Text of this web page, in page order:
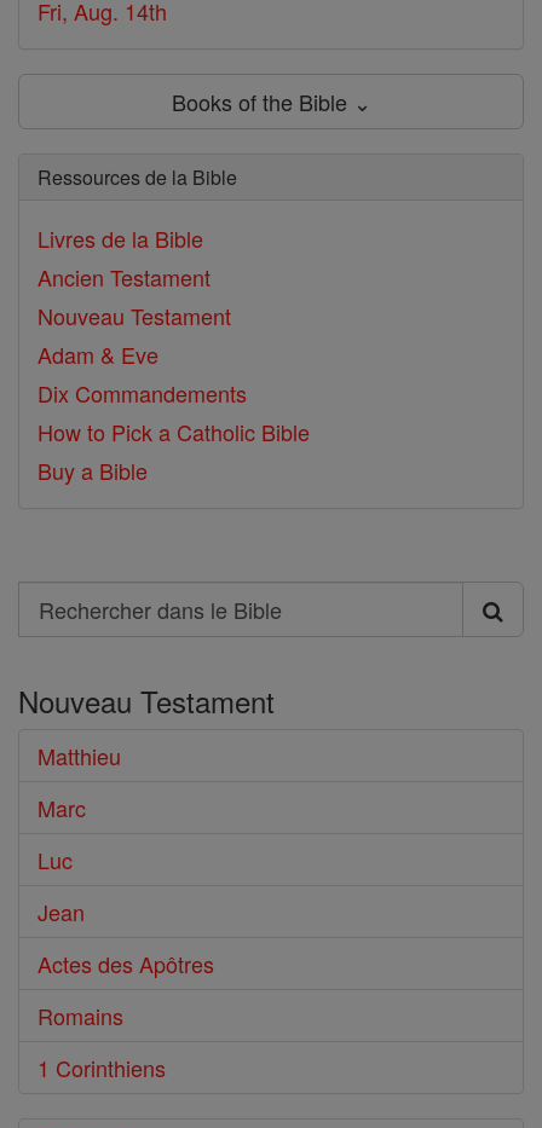
Fri, Aug. 14th
Books of the Bible ⌄
Ressources de la Bible
Livres de la Bible
Ancien Testament
Nouveau Testament
Adam & Eve
Dix Commandements
How to Pick a Catholic Bible
Buy a Bible
Search
Rechercher
le
Bible
Nouveau Testament
Matthieu
Marc
Luc
Jean
Actes des Apôtres
Romains
1 Corinthiens